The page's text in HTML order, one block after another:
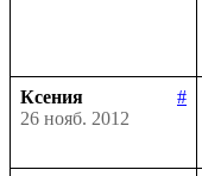
Ксения
#
26 нояб. 2012